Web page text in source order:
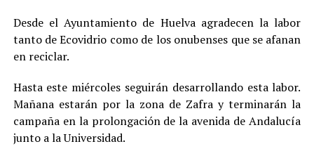
Desde el Ayuntamiento de Huelva agradecen la labor
tanto de Ecovidrio como de los onubenses que se afanan
en reciclar.
Hasta este miércoles seguirán desarrollando esta labor.
Mañana estarán por la zona de Zafra y terminarán la
campaña en la prolongación de la avenida de Andalucía
junto a la Universidad.